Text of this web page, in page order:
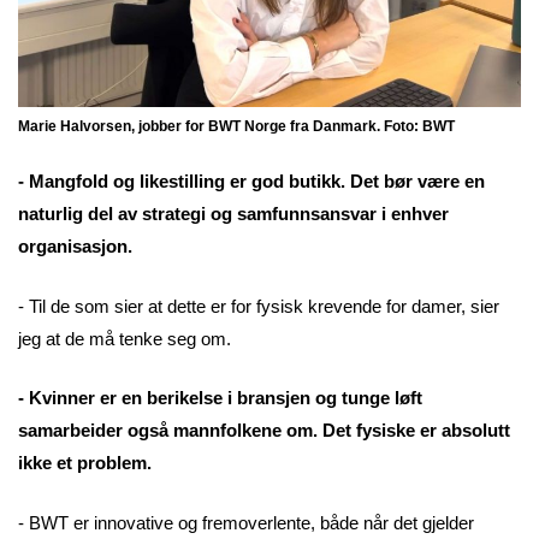
Marie Halvorsen, jobber for BWT Norge fra Danmark. Foto: BWT
- Mangfold og likestilling er god butikk. Det bør være en
naturlig del av strategi og samfunnsansvar i enhver
organisasjon.
- Til de som sier at dette er for fysisk krevende for damer, sier
jeg at de må tenke seg om.
- Kvinner er en berikelse i bransjen og tunge løft
samarbeider også mannfolkene om. Det fysiske er absolutt
ikke et problem.
- BWT er innovative og fremoverlente, både når det gjelder